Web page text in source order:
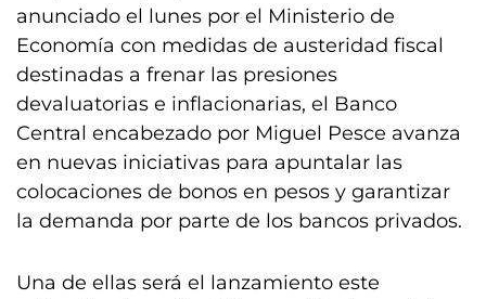
anunciado el lunes por el Ministerio de
Economía con medidas de austeridad fiscal
destinadas a frenar las presiones
devaluatorias e inflacionarias, el Banco
Central encabezado por Miguel Pesce avanza
en nuevas iniciativas para apuntalar las
colocaciones de bonos en pesos y garantizar
la demanda por parte de los bancos privados.
Una de ellas será el lanzamiento este